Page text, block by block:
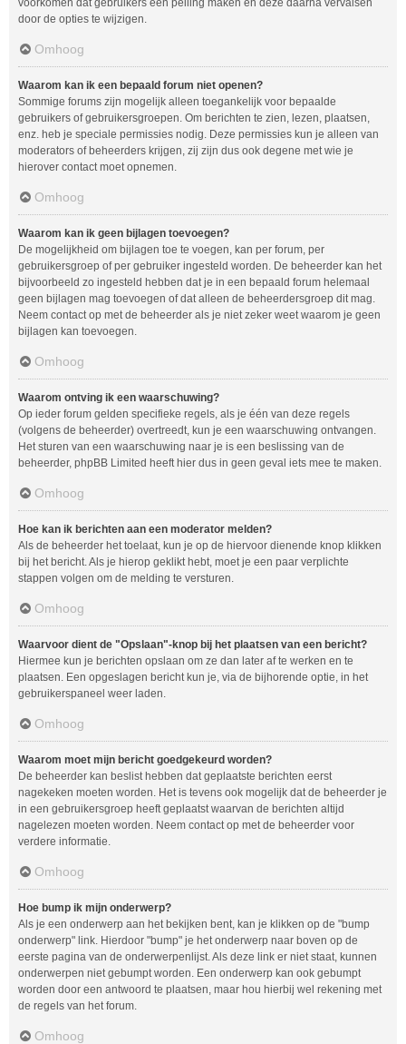
voorkomen dat gebruikers een peiling maken en deze daarna vervalsen
door de opties te wijzigen.
Omhoog
Waarom kan ik een bepaald forum niet openen?
Sommige forums zijn mogelijk alleen toegankelijk voor bepaalde
gebruikers of gebruikersgroepen. Om berichten te zien, lezen, plaatsen,
enz. heb je speciale permissies nodig. Deze permissies kun je alleen van
moderators of beheerders krijgen, zij zijn dus ook degene met wie je
hierover contact moet opnemen.
Omhoog
Waarom kan ik geen bijlagen toevoegen?
De mogelijkheid om bijlagen toe te voegen, kan per forum, per
gebruikersgroep of per gebruiker ingesteld worden. De beheerder kan het
bijvoorbeeld zo ingesteld hebben dat je in een bepaald forum helemaal
geen bijlagen mag toevoegen of dat alleen de beheerdersgroep dit mag.
Neem contact op met de beheerder als je niet zeker weet waarom je geen
bijlagen kan toevoegen.
Omhoog
Waarom ontving ik een waarschuwing?
Op ieder forum gelden specifieke regels, als je één van deze regels
(volgens de beheerder) overtreedt, kun je een waarschuwing ontvangen.
Het sturen van een waarschuwing naar je is een beslissing van de
beheerder, phpBB Limited heeft hier dus in geen geval iets mee te maken.
Omhoog
Hoe kan ik berichten aan een moderator melden?
Als de beheerder het toelaat, kun je op de hiervoor dienende knop klikken
bij het bericht. Als je hierop geklikt hebt, moet je een paar verplichte
stappen volgen om de melding te versturen.
Omhoog
Waarvoor dient de "Opslaan"-knop bij het plaatsen van een bericht?
Hiermee kun je berichten opslaan om ze dan later af te werken en te
plaatsen. Een opgeslagen bericht kun je, via de bijhorende optie, in het
gebruikerspaneel weer laden.
Omhoog
Waarom moet mijn bericht goedgekeurd worden?
De beheerder kan beslist hebben dat geplaatste berichten eerst
nagekeken moeten worden. Het is tevens ook mogelijk dat de beheerder je
in een gebruikersgroep heeft geplaatst waarvan de berichten altijd
nagelezen moeten worden. Neem contact op met de beheerder voor
verdere informatie.
Omhoog
Hoe bump ik mijn onderwerp?
Als je een onderwerp aan het bekijken bent, kan je klikken op de "bump
onderwerp" link. Hierdoor "bump" je het onderwerp naar boven op de
eerste pagina van de onderwerpenlijst. Als deze link er niet staat, kunnen
onderwerpen niet gebumpt worden. Een onderwerp kan ook gebumpt
worden door een antwoord te plaatsen, maar hou hierbij wel rekening met
de regels van het forum.
Omhoog